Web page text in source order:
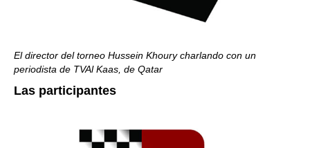
El director del torneo Hussein Khoury charlando con un
periodista de TVAl Kaas, de Qatar
Las participantes